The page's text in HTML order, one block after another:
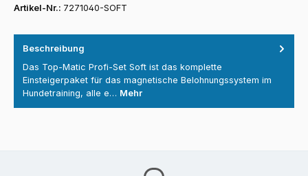
Artikel-Nr.: 7271040-SOFT
Beschreibung
Das Top-Matic Profi-Set Soft ist das komplette
Einsteigerpaket für das magnetische Belohnungssystem im
Hundetraining, alle e… Mehr